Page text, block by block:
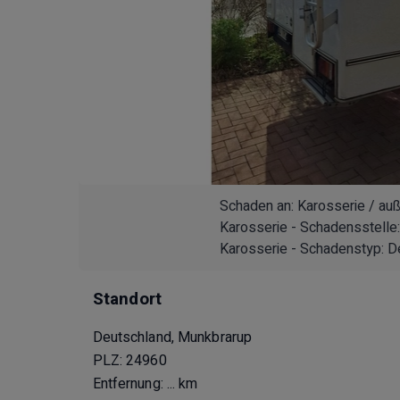
Schaden an: Karosserie /
Karosserie -
Karosserie - Schadenstyp:
Standort
Deutschland, Munkbrarup
PLZ: 24960
Entfernung: ... km